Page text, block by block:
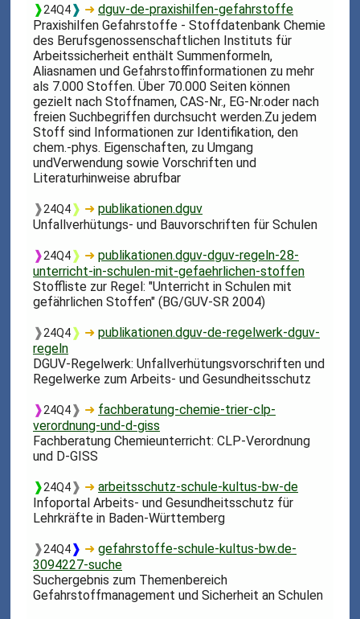
❱24Q4❱ ➜dguv-de-praxishilfen-gefahrstoffe
Praxishilfen Gefahrstoffe - Stoffdatenbank Chemie
des Berufsgenossenschaftlichen Instituts für
Arbeitssicherheit enthält Summenformeln,
Aliasnamen und Gefahrstoffinformationen zu mehr
als 7.000 Stoffen. Über 70.000 Seiten können
gezielt nach Stoffnamen, CAS-Nr., EG-Nr.oder nach
freien Suchbegriffen durchsucht werden.Zu jedem
Stoff sind Informationen zur Identifikation, den
chem.-phys. Eigenschaften, zu Umgang
undVerwendung sowie Vorschriften und
Literaturhinweise abrufbar
❱24Q4❱ ➜publikationen.dguv
Unfallverhütungs- und Bauvorschriften für Schulen
❱24Q4❱ ➜publikationen.dguv-dguv-regeln-28-
unterricht-in-schulen-mit-gefaehrlichen-stoffen
Stoffliste zur Regel: "Unterricht in Schulen mit
gefährlichen Stoffen" (BG/GUV-SR 2004)
❱24Q4❱ ➜publikationen.dguv-de-regelwerk-dguv-
regeln
DGUV-Regelwerk: Unfallverhütungsvorschriften und
Regelwerke zum Arbeits- und Gesundheitsschutz
❱24Q4❱ ➜ fachberatung-chemie-trier-clp-
verordnung-und-d-giss
Fachberatung Chemieunterricht: CLP-Verordnung
und D-GISS
❱24Q4❱ ➜arbeitsschutz-schule-kultus-bw-de
Infoportal Arbeits- und Gesundheitsschutz für
Lehrkräfte in Baden-Württemberg
❱24Q4❱ ➜gefahrstoffe-schule-kultus-bw.de-
3094227-suche
Suchergebnis zum Themenbereich
Gefahrstoffmanagement und Sicherheit an Schulen